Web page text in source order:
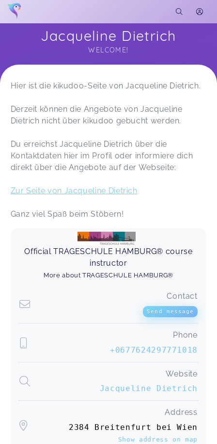
Jacqueline Dietrich
WELCOME!
Soon you will learn more about me here...
Hier ist die kikudoo-Seite von Jacqueline Dietrich.
Derzeit können die Angebote von Jacqueline
Dietrich nicht über kikudoo gebucht werden.
Du erreichst Jacqueline Dietrich über die
Kontaktdaten hier im Profil oder informiere dich
direkt über die Angebote auf der Webseite:
Zur Seite von Jacqueline Dietrich
Ganz viel Spaß beim Stöbern!
Official TRAGESCHULE HAMBURG® course
instructor
More about TRAGESCHULE HAMBURG®
Contact
Send message
Phone
+0677624297771018
Website
Jacqueline Dietrich
Address
2384 Breitenfurt bei Wien
Show address on map